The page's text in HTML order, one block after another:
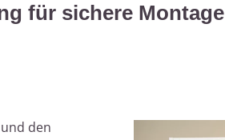
für sichere Montage
den